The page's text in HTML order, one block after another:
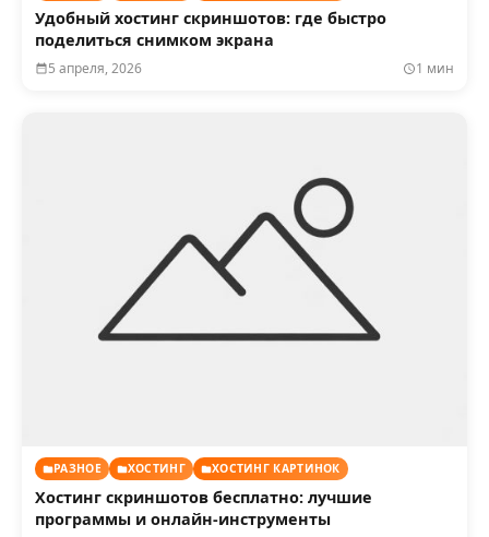
Удобный хостинг скриншотов: где быстро
поделиться снимком экрана
5 апреля, 2026 1 мин
РАЗНОЕ ХОСТИНГ ХОСТИНГ КАРТИНОК
Хостинг скриншотов бесплатно: лучшие
программы и онлайн-инструменты